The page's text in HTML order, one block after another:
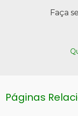
Faça
Páginas